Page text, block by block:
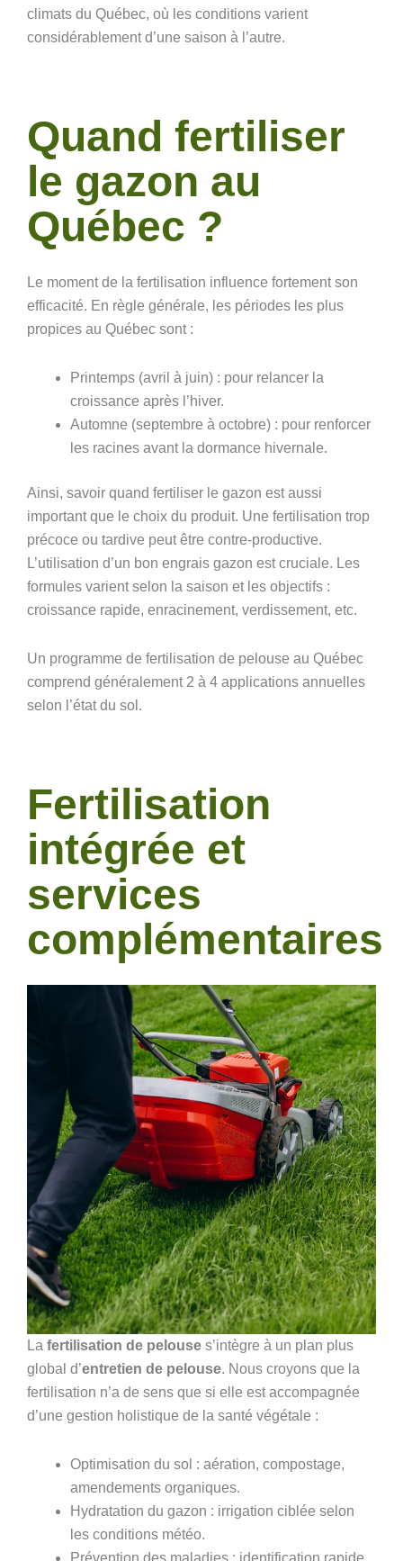
climats du Québec, où les conditions varient
considérablement d’une saison à l’autre.
Quand fertiliser
le gazon au
Québec ?
Le moment de la fertilisation influence fortement son
efficacité. En règle générale, les périodes les plus
propices au Québec sont :
Printemps (avril à juin) : pour relancer la
croissance après l’hiver.
Automne (septembre à octobre) : pour renforcer
les racines avant la dormance hivernale.
Ainsi, savoir quand fertiliser le gazon est aussi
important que le choix du produit. Une fertilisation trop
précoce ou tardive peut être contre-productive.
L’utilisation d’un bon engrais gazon est cruciale. Les
formules varient selon la saison et les objectifs :
croissance rapide, enracinement, verdissement, etc.
Un programme de fertilisation de pelouse au Québec
comprend généralement 2 à 4 applications annuelles
selon l’état du sol.
Fertilisation
intégrée et
services
complémentaires
La fertilisation de pelouse s’intègre à un plan plus
global d’entretien de pelouse. Nous croyons que la
fertilisation n’a de sens que si elle est accompagnée
d’une gestion holistique de la santé végétale :
Optimisation du sol : aération, compostage,
amendements organiques.
Hydratation du gazon : irrigation ciblée selon
les conditions météo.
Prévention des maladies : identification rapide